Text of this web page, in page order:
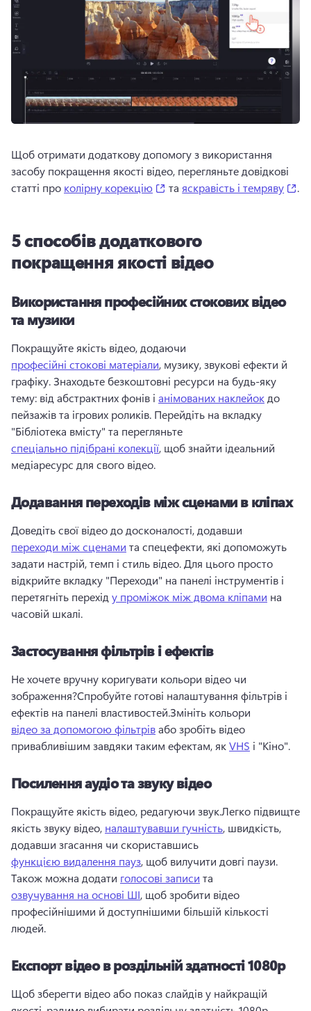
Щоб отримати додаткову допомогу з використання
засобу покращення якості відео, перегляньте довідкові
статті про колірну корекцію (opens in a new tab)
та яскравість і темряву
5 способів додаткового
покращення якості відео
Використання професійних стокових відео
та музики
Покращуйте якість відео, додаючи
професійні стокові матеріали, музику, звукові ефекти й
графіку. Знаходьте безкоштовні ресурси на будь-яку
тему: від абстрактних фонів і анімованих наклейок до
пейзажів та ігрових роликів. Перейдіть на вкладку
"Бібліотека вмісту" та перегляньте
спеціально підібрані колекції, щоб знайти ідеальний
медіаресурс для свого відео.
Додавання переходів між сценами в кліпах
Доведіть свої відео до досконалості, додавши
переходи між сценами та спецефекти, які допоможуть
задати настрій, темп і стиль відео. Для цього просто
відкрийте вкладку "Переходи" на панелі інструментів і
перетягніть перехід у проміжок між двома кліпами на
часовій шкалі.
Застосування фільтрів і ефектів
Не хочете вручну коригувати кольори відео чи
зображення?Спробуйте готові налаштування фільтрів і
ефектів на панелі властивостей.Змініть кольори
відео за допомогою фільтрів або зробіть відео
привабливішим завдяки таким ефектам, як VHS і "Кіно".
Посилення аудіо та звуку відео
Покращуйте якість відео, редагуючи звук.Легко підвищте
якість звуку відео, налаштувавши гучність, швидкість,
додавши згасання чи скориставшись
функцією видалення пауз
Також можна додати голосові записи та
озвучування на основі ШІ, щоб зробити відео
професійнішими й доступнішими більшій кількості
людей.
Експорт відео в роздільній здатності 1080p
Щоб зберегти відео або показ слайдів у найкращій